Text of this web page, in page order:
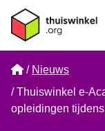
Home
Nieuws
Thuiswinkel e-
opleidingen